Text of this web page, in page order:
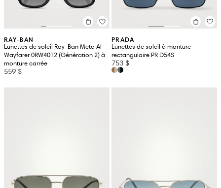
RAY-BAN
Lunettes de soleil Ray-Ban Meta AI
Wayfarer 0RW4012 (Génération 2) à
monture carrée
559 $
PRADA
Lunettes de soleil à monture
rectangulaire PR D54S
753 $